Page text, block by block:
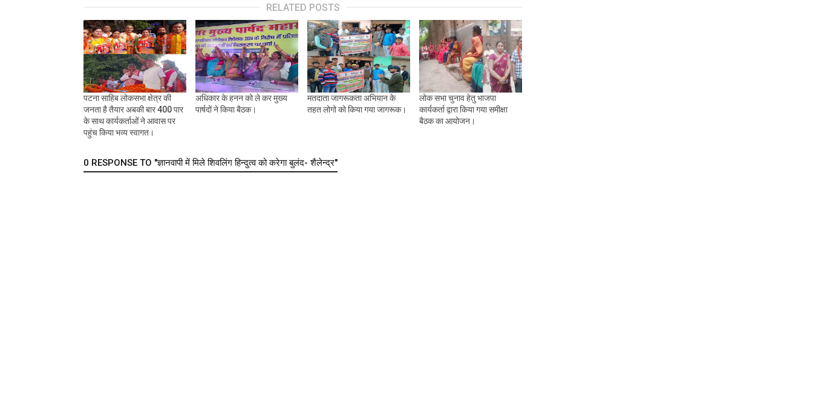
RELATED POSTS
पटना साहिब लोकसभा क्षेत्र की
जनता है तैयार अबकी बार 400 पार
के साथ कार्यकर्ताओं ने आवास पर
पहुंच किया भव्य स्वागत।
अधिकार के हनन को ले कर मुख्य
पार्षदों ने किया बैठक।
मतदाता जागरूकता अभियान के
तहत लोगो को किया गया जागरूक।
लोक सभा चुनाव हेतु भाजपा
कार्यकर्ता द्वारा किया गया समीक्षा
बैठक का आयोजन।
0 RESPONSE TO "ज्ञानवापी में मिले शिवलिंग हिन्दुत्व को करेगा बुलंद- शैलेन्द्र"